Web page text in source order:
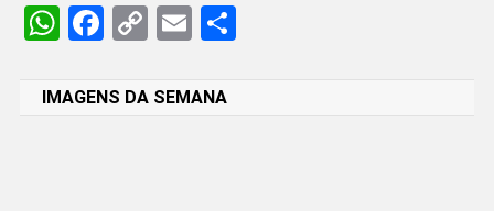
WhatsApp
Facebook
CopyEmail
IMAGENS DA SEMANA